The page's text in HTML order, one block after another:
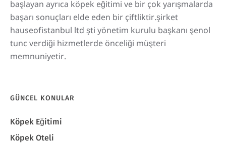
başlayan ayrıca köpek eğitimi ve bir çok yarışmalarda
başarı sonuçları elde eden bir çiftliktir.şirket
hauseofistanbul ltd şti yönetim kurulu başkanı şenol
tunc verdiği hizmetlerde önceliği müşteri
memnuniyetir.
GÜNCEL KONULAR
Köpek Eğitimi
Köpek Oteli